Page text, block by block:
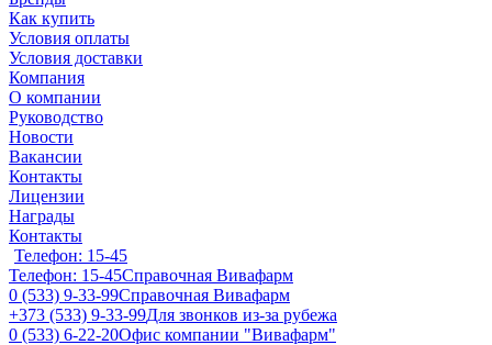
Как купить
Условия оплаты
Условия доставки
Компания
О компании
Руководство
Новости
Вакансии
Контакты
Лицензии
Награды
Контакты
Телефон: 15-45
Телефон: 15-45Справочная Вивафарм
0 (533) 9-33-99Справочная Вивафарм
+373 (533) 9-33-99Для звонков из-за рубежа
0 (533) 6-22-20Офис компании "Вивафарм"